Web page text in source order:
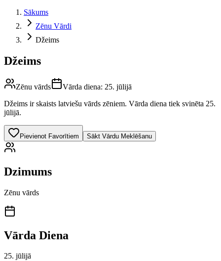
Sākums
Zēnu Vārdi
Džeims
Džeims
Zēnu vārds Vārda diena: 25. jūlijā
Džeims ir skaists latviešu vārds zēniem. Vārda diena tiek svinēta 25.
jūlijā.
Pievienot Favorītiem Sākt Vārdu Meklēšanu
Dzimums
Zēnu vārds
Vārda Diena
25. jūlijā